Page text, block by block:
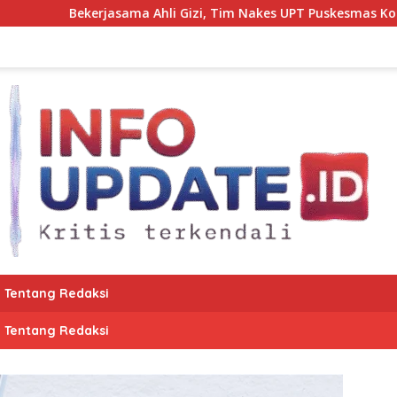
Ahli Gizi, Tim Nakes UPT Puskesmas Kota Bantaeng
Tentang Redaksi
Tentang Redaksi